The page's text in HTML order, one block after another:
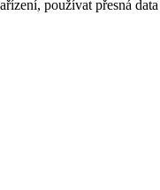
používat přesná data